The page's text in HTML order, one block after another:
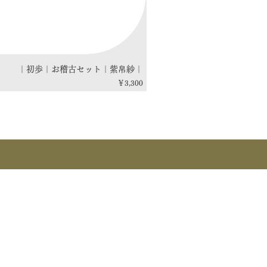
｜初歩｜お稽古セット｜紫帛紗｜
価格
￥3,300